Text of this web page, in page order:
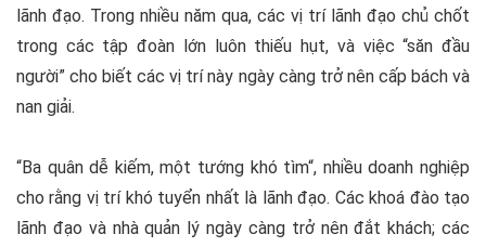
lãnh đạo. Trong nhiều năm qua, các vị trí lãnh đạo chủ chốt
trong các tập đoàn lớn luôn thiếu hụt, và việc “săn đầu
người” cho biết các vị trí này ngày càng trở nên cấp bách và
nan giải.
“Ba quân dễ kiếm, một tướng khó tìm“, nhiều doanh nghiệp
cho rằng vị trí khó tuyển nhất là lãnh đạo. Các khoá đào tạo
lãnh đạo và nhà quản lý ngày càng trở nên đắt khách; các